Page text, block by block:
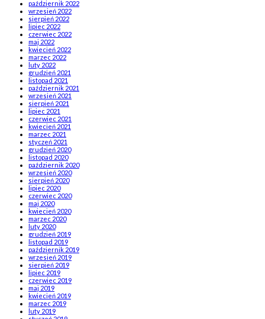
październik 2022
wrzesień 2022
sierpień 2022
lipiec 2022
czerwiec 2022
maj 2022
kwiecień 2022
marzec 2022
luty 2022
grudzień 2021
listopad 2021
październik 2021
wrzesień 2021
sierpień 2021
lipiec 2021
czerwiec 2021
kwiecień 2021
marzec 2021
styczeń 2021
grudzień 2020
listopad 2020
październik 2020
wrzesień 2020
sierpień 2020
lipiec 2020
czerwiec 2020
maj 2020
kwiecień 2020
marzec 2020
luty 2020
grudzień 2019
listopad 2019
październik 2019
wrzesień 2019
sierpień 2019
lipiec 2019
czerwiec 2019
maj 2019
kwiecień 2019
marzec 2019
luty 2019